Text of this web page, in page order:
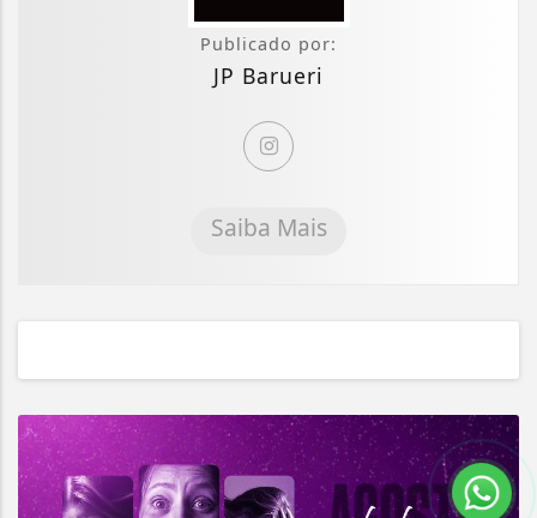
Publicado por:
JP Barueri
Saiba Mais